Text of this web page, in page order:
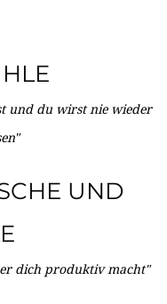
und du wirst nie wieder
UND
dich produktiv macht"